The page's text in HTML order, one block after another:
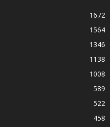
1672
1564
1346
1138
1008
589
522
458